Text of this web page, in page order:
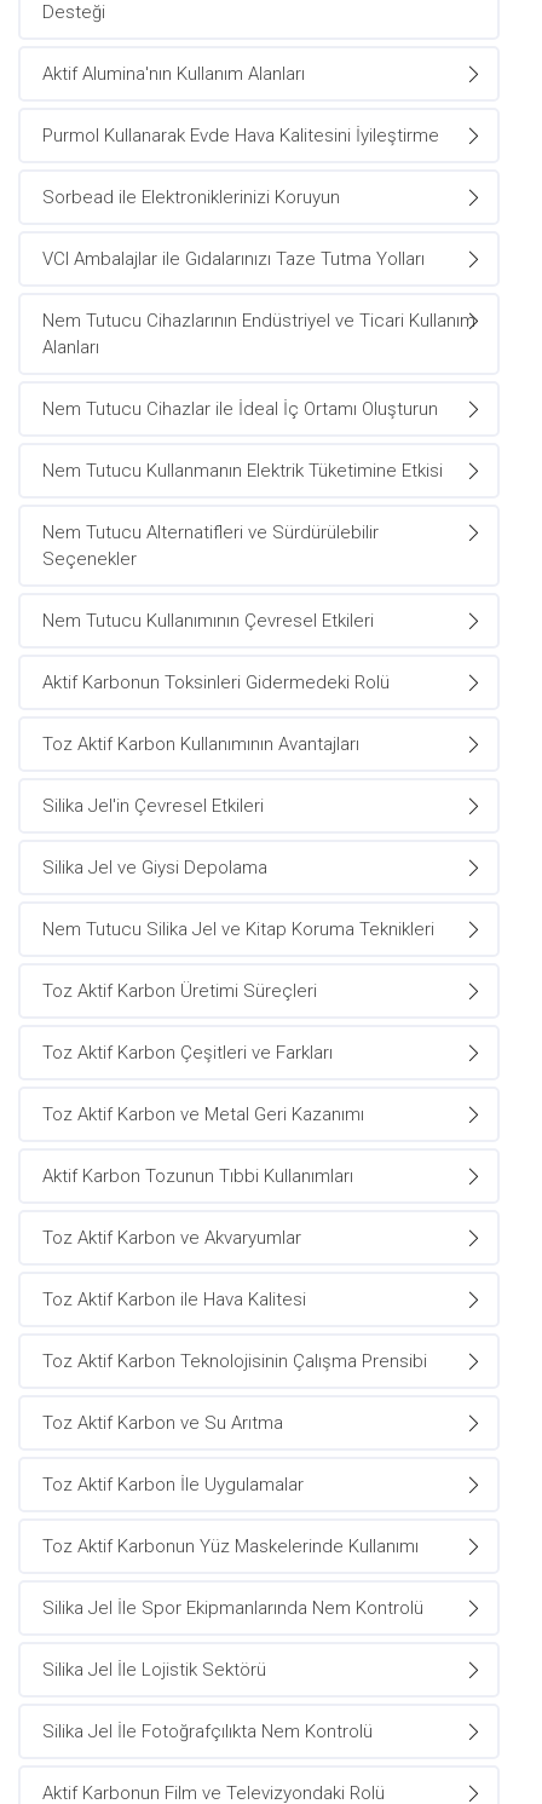
Desteği
Aktif Alumina'nın Kullanım Alanları
Purmol Kullanarak Evde Hava Kalitesini İyileştirme
Sorbead ile Elektroniklerinizi Koruyun
VCI Ambalajlar ile Gıdalarınızı Taze Tutma Yolları
Nem Tutucu Cihazlarının Endüstriyel ve Ticari Kullanım
Alanları
Nem Tutucu Cihazlar ile İdeal İç Ortamı Oluşturun
Nem Tutucu Kullanmanın Elektrik Tüketimine Etkisi
Nem Tutucu Alternatifleri ve Sürdürülebilir
Seçenekler
Nem Tutucu Kullanımının Çevresel Etkileri
Aktif Karbonun Toksinleri Gidermedeki Rolü
Toz Aktif Karbon Kullanımının Avantajları
Silika Jel'in Çevresel Etkileri
Silika Jel ve Giysi Depolama
Nem Tutucu Silika Jel ve Kitap Koruma Teknikleri
Toz Aktif Karbon Üretimi Süreçleri
Toz Aktif Karbon Çeşitleri ve Farkları
Toz Aktif Karbon ve Metal Geri Kazanımı
Aktif Karbon Tozunun Tıbbi Kullanımları
Toz Aktif Karbon ve Akvaryumlar
Toz Aktif Karbon ile Hava Kalitesi
Toz Aktif Karbon Teknolojisinin Çalışma Prensibi
Toz Aktif Karbon ve Su Arıtma
Toz Aktif Karbon İle Uygulamalar
Toz Aktif Karbonun Yüz Maskelerinde Kullanımı
Silika Jel İle Spor Ekipmanlarında Nem Kontrolü
Silika Jel İle Lojistik Sektörü
Silika Jel İle Fotoğrafçılıkta Nem Kontrolü
Aktif Karbonun Film ve Televizyondaki Rolü